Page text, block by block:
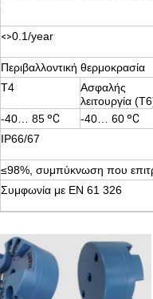
<>0.1/year
Περιβαλλοντική θερμοκρασία
T4
Ασφαλής
λειτουργία
-40… 85ºC -40… 60ºC
IP66/67
≤98%, συμπύκνωση που
Συμφωνία με EN 61 326